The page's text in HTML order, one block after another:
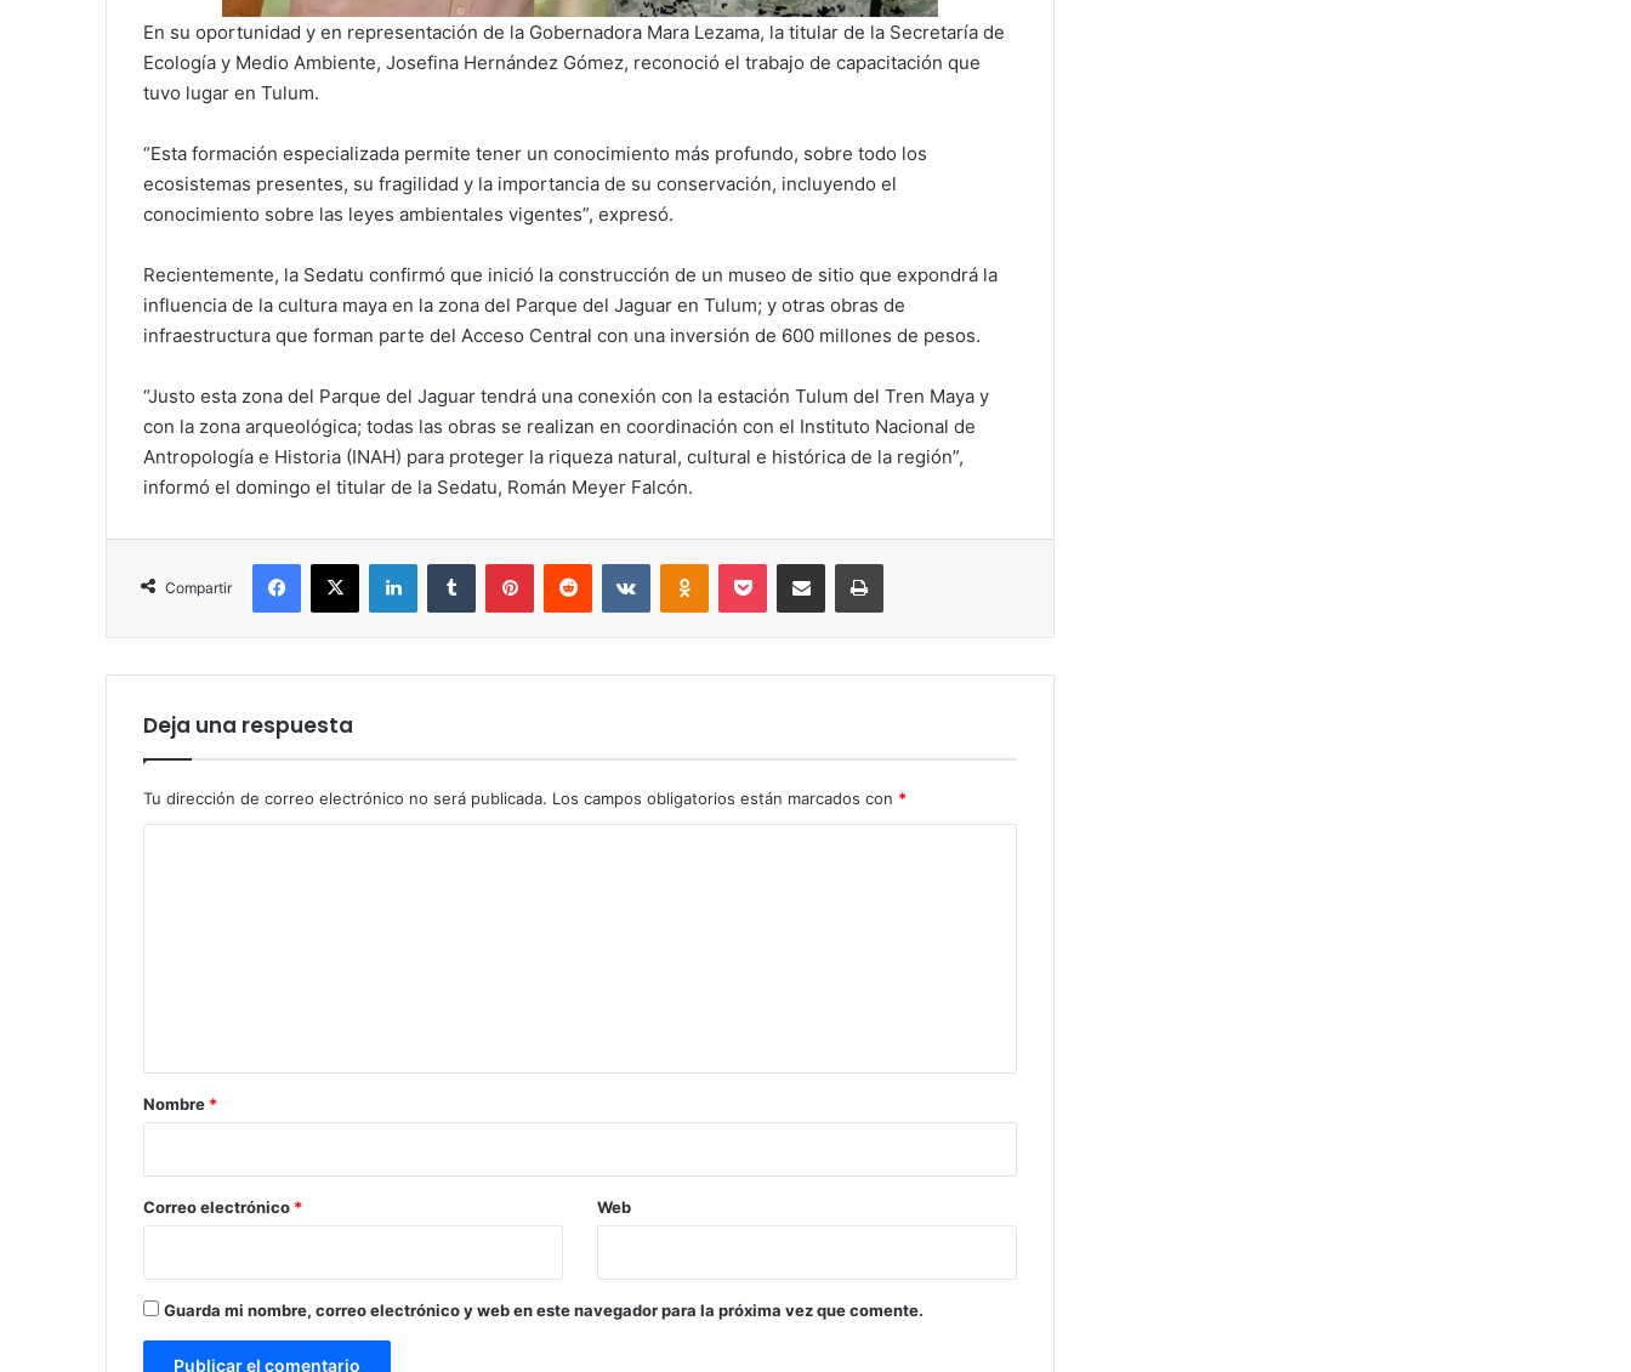
En su oportunidad y en representación de la Gobernadora Mara Lezama, la titular de la Secretaría de
Ecología y Medio Ambiente, Josefina Hernández Gómez, reconoció el trabajo de capacitación que
tuvo lugar en Tulum.
“Esta formación especializada permite tener un conocimiento más profundo, sobre todo los
ecosistemas presentes, su fragilidad y la importancia de su conservación, incluyendo el
conocimiento sobre las leyes ambientales vigentes”, expresó.
Recientemente, la Sedatu confirmó que inició la construcción de un museo de sitio que expondrá la
influencia de la cultura maya en la zona del Parque del Jaguar en Tulum; y otras obras de
infraestructura que forman parte del Acceso Central con una inversión de 600 millones de pesos.
“Justo esta zona del Parque del Jaguar tendrá una conexión con la estación Tulum del Tren Maya y
con la zona arqueológica; todas las obras se realizan en coordinación con el Instituto Nacional de
Antropología e Historia (INAH) para proteger la riqueza natural, cultural e histórica de la región”,
informó el domingo el titular de la Sedatu, Román Meyer Falcón.
Compartir
Facebook
X LinkedInTumblr PinterestReddit VKontakteOdnoklassniki
Pocket Compartir por correo electrónicoImprimir
Deja una respuesta
Tu dirección de correo electrónico no será publicada. Los campos obligatorios están marcados con *
r
*
Nombre *
Correo electrónico * Web
Guarda mi nombre, correo electrónico y web en este navegador para la próxima vez que comente.